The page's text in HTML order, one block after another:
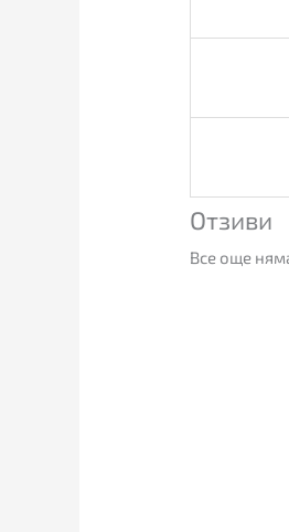
Отзиви
Все още